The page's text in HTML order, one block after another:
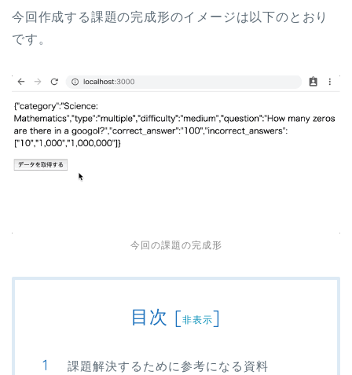
今回作成する課題の完成形のイメージは以下のとおり
です。
今回の課題の完成形
目次 [非表示]
課題解決するために参考になる資料